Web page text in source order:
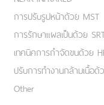
การปรับรูปหน้าด้วย MST
การรักษาแผลเป็นด้วย
เทคนิคการกำจัดขนด้วย
ปรับการทำงานกล้ามเนื้อ
Other